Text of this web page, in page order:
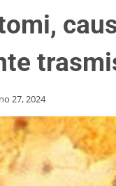
27, 2024